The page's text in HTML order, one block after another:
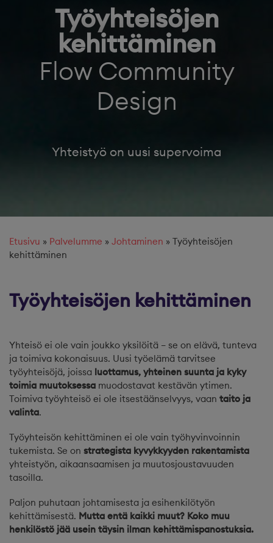
Työyhteisöjen
kehittäminen
Flow Community
Design
Yhteistyö on uusi supervoima
Etusivu » Palvelumme » Johtaminen » Työyhteisöjen
kehittäminen
Työyhteisöjen kehittäminen
Yhteisö ei ole vain joukko yksilöitä – se on elävä, tunteva
ja toimiva kokonaisuus. Uusi työelämä tarvitsee
työyhteisöjä, joissa luottamus, yhteinen suunta ja kyky
toimia muutoksessa muodostavat kestävän ytimen.
Toimiva työyhteisö ei ole itsestäänselvyys, vaan taito ja
valinta.
Työyhteisön kehittäminen ei ole vain työhyvinvoinnin
tukemista. Se on strategista kyvykkyyden rakentamista
yhteistyön, aikaansaamisen ja muutosjoustavuuden
tasoilla.
Paljon puhutaan johtamisesta ja esihenkilötyön
kehittämisestä. Mutta entä kaikki muut? Koko muu
henkilöstö jää usein täysin ilman kehittämispanostuksia.